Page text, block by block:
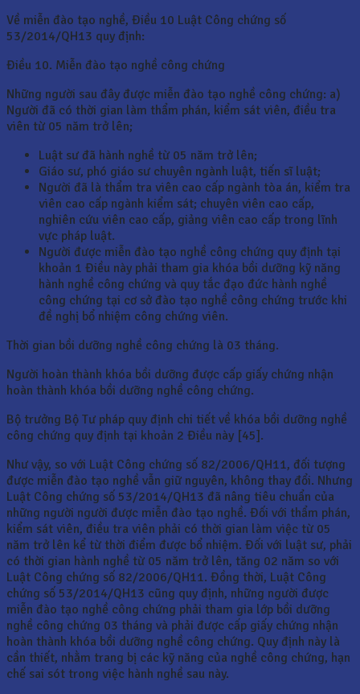
Về miễn đào tạo nghề, Điều 10 Luật Công chứng số
53/2014/QH13 quy định:
Điều 10. Miễn đào tạo nghề công chứng
Những người sau đây được miễn đào tạo nghề công chứng: a)
Người đã có thời gian làm thẩm phán, kiểm sát viên, điều tra
viên từ 05 năm trở lên;
Luật sư đã hành nghề từ 05 năm trở lên;
Giáo sư, phó giáo sư chuyên ngành luật, tiến sĩ luật;
Người đã là thẩm tra viên cao cấp ngành tòa án, kiểm tra
viên cao cấp ngành kiểm sát; chuyên viên cao cấp,
nghiên cứu viên cao cấp, giảng viên cao cấp trong lĩnh
vực pháp luật.
Người được miễn đào tạo nghề công chứng quy định tại
khoản 1 Điều này phải tham gia khóa bồi dưỡng kỹ năng
hành nghề công chứng và quy tắc đạo đức hành nghề
công chứng tại cơ sở đào tạo nghề công chứng trước khi
đề nghị bổ nhiệm công chứng viên.
Thời gian bồi dưỡng nghề công chứng là 03 tháng.
Người hoàn thành khóa bồi dưỡng được cấp giấy chứng nhận
hoàn thành khóa bồi dưỡng nghề công chứng.
Bộ trưởng Bộ Tư pháp quy định chi tiết về khóa bồi dưỡng nghề
công chứng quy định tại khoản 2 Điều này [45].
Như vậy, so với Luật Công chứng số 82/2006/QH11, đối tượng
được miễn đào tạo nghề vẫn giữ nguyên, không thay đổi. Nhưng
Luật Công chứng số 53/2014/QH13 đã nâng tiêu chuẩn của
những người người được miễn đào tạo nghề. Đối với thẩm phán,
kiểm sát viên, điều tra viên phải có thời gian làm việc từ 05
năm trở lên kể từ thời điểm được bổ nhiệm. Đối với luật sư, phải
có thời gian hành nghề từ 05 năm trở lên, tăng 02 năm so với
Luật Công chứng số 82/2006/QH11. Đồng thời, Luật Công
chứng số 53/2014/QH13 cũng quy định, những người được
miễn đào tạo nghề công chứng phải tham gia lớp bồi dưỡng
nghề công chứng 03 tháng và phải được cấp giấy chứng nhận
hoàn thành khóa bồi dưỡng nghề công chứng. Quy định này là
cần thiết, nhằm trang bị các kỹ năng của nghề công chứng, hạn
chế sai sót trong việc hành nghề sau này.